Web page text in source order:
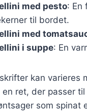
med pesto: En
til bordet.
med
i suppe: En
kan varieres
ret, der passer
som spinat